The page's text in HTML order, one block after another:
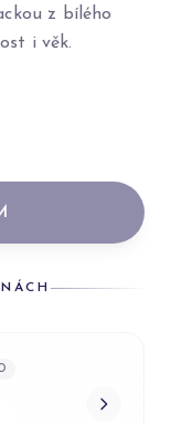
z bílého
i věk.